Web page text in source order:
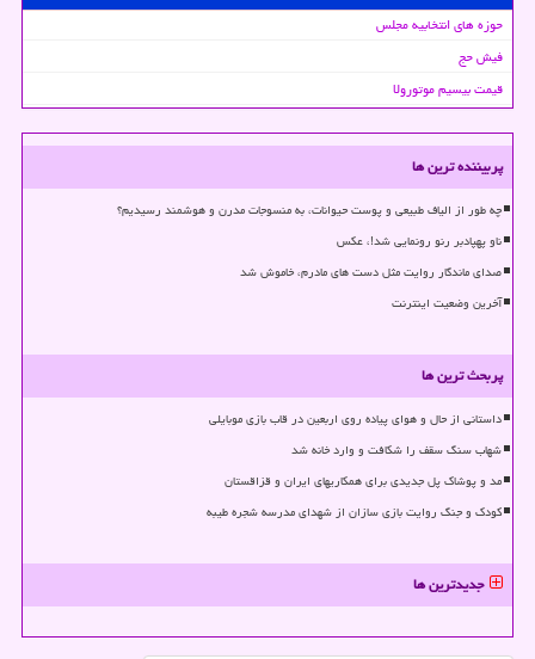
حوزه های انتخابیه مجلس
فیش حج
قیمت بیسیم موتورولا
پربیننده ترین ها
چه طور از الیاف طبیعی و پوست حیوانات، به منسوجات مدرن و هوشمند رسیدیم؟
ناو پهپادبر رنو رونمایی شد!، عکس
صدای ماندگار روایت مثل دست های مادرم، خاموش شد
آخرین وضعیت اینترنت
پربحث ترین ها
داستانی از حال و هوای پیاده روی اربعین در قاب بازی موبایلی
شهاب سنگ سقف را شکافت و وارد خانه شد
مد و پوشاک پل جدیدی برای همکاریهای ایران و قزاقستان
کودک و جنگ روایت بازی سازان از شهدای مدرسه شجره طیبه
جدیدترین ها